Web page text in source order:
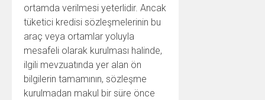
ortamda verilmesi yeterlidir. Ancak
tüketici kredisi sözleşmelerinin bu
araç veya ortamlar yoluyla
mesafeli olarak kurulması halinde,
ilgili mevzuatında yer alan ön
bilgilerin tamamının, sözleşme
kurulmadan makul bir süre önce